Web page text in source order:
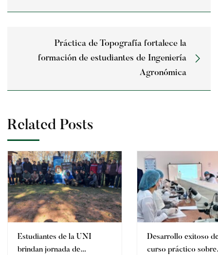
Práctica de Topografía fortalece la
formación de estudiantes de Ingeniería
Agronómica
Related Posts
Estudiantes de la UNI
brindan jornada de
Desarrollo exitoso
curso práctico sobre